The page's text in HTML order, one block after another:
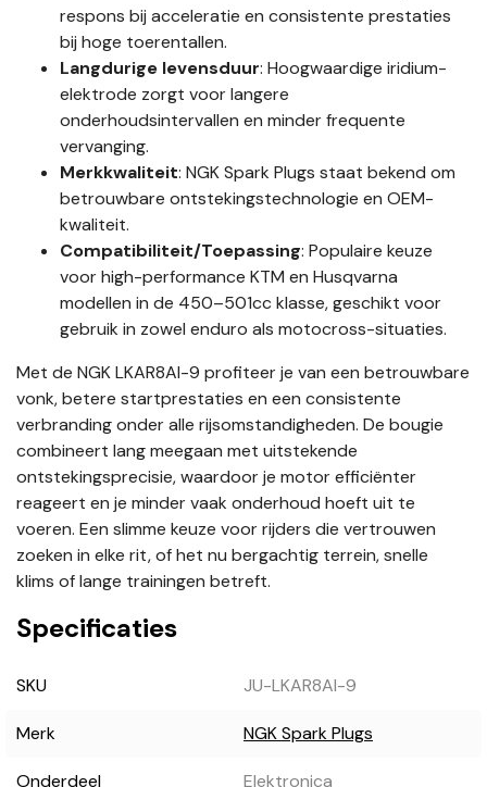
respons bij acceleratie en consistente prestaties
bij hoge toerentallen.
Langdurige levensduur: Hoogwaardige iridium-
elektrode zorgt voor langere
onderhoudsintervallen en minder frequente
vervanging.
Merkkwaliteit: NGK Spark Plugs staat bekend om
betrouwbare ontstekingstechnologie en OEM-
kwaliteit.
Compatibiliteit/Toepassing: Populaire keuze
voor high-performance KTM en Husqvarna
modellen in de 450–501cc klasse, geschikt voor
gebruik in zowel enduro als motocross-situaties.
Met de NGK LKAR8AI-9 profiteer je van een betrouwbare
vonk, betere startprestaties en een consistente
verbranding onder alle rijsomstandigheden. De bougie
combineert lang meegaan met uitstekende
ontstekingsprecisie, waardoor je motor efficiënter
reageert en je minder vaak onderhoud hoeft uit te
voeren. Een slimme keuze voor rijders die vertrouwen
zoeken in elke rit, of het nu bergachtig terrein, snelle
klims of lange trainingen betreft.
Specificaties
SKU JU-LKAR8AI-9
Merk NGK Spark Plugs
Onderdeel Elektronica